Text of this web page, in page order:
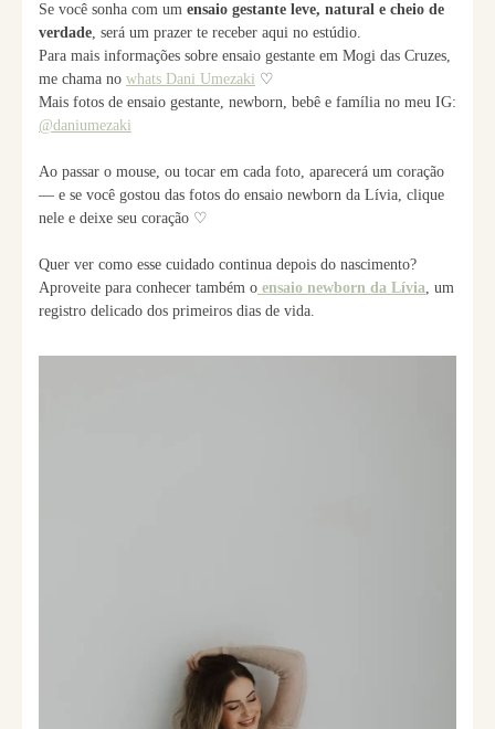
Se você sonha com um ensaio gestante leve, natural e cheio de
verdade, será um prazer te receber aqui no estúdio.
Para mais informações sobre ensaio gestante em Mogi das Cruzes,
me chama no whats Dani Umezaki ♡
Mais fotos de ensaio gestante, newborn, bebê e família no meu IG:
@daniumezaki
Ao passar o mouse, ou tocar em cada foto, aparecerá um coração
— e se você gostou das fotos do ensaio newborn da Lívia, clique
nele e deixe seu coração ♡
Quer ver como esse cuidado continua depois do nascimento?
Aproveite para conhecer também o ensaio newborn da Lívia, um
registro delicado dos primeiros dias de vida.